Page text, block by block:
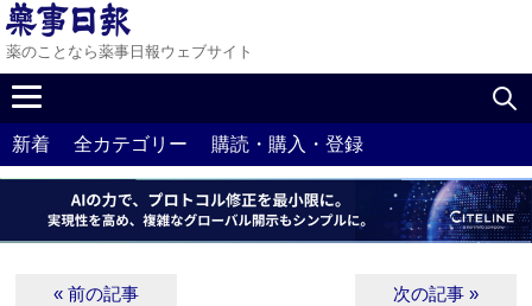
薬のことなら薬事日報ウェブサイト
新着 全カテゴリー 購読・購入・登録
« 前の記事 次の記事 »